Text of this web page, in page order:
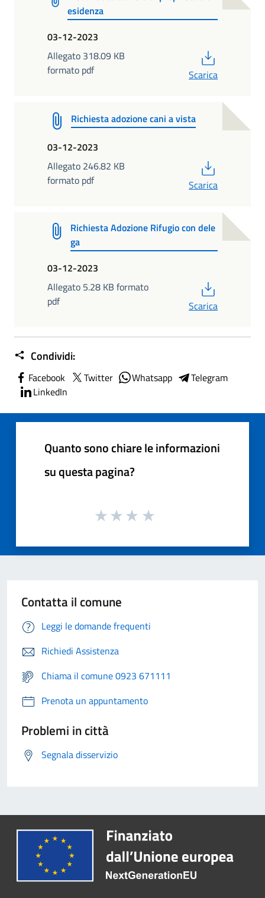
esidenza
03-12-2023
Allegato 318.09 KB
formato pdf
Scarica
Richiesta adozione cani a vista
03-12-2023
Allegato 246.82 KB
formato pdf
Scarica
Richiesta Adozione Rifugio con dele
ga
03-12-2023
Allegato 5.28 KB formato
pdf
Scarica
Condividi:
Facebook Twitter Whatsapp
Telegram
LinkedIn
Quanto sono chiare le informazioni
su questa pagina?
Contatta il comune
Leggi le domande frequenti
Richiedi Assistenza
Chiama il comune 0923 671111
Prenota un appuntamento
Problemi in città
Segnala disservizio